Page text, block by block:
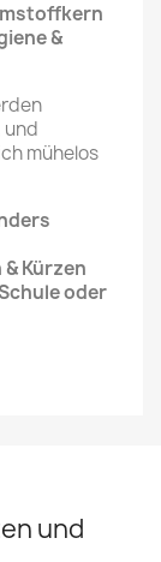
&
und
mühelos
Kürzen
oder
und